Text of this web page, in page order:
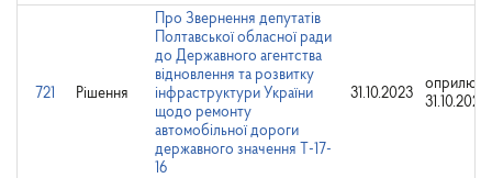
721 Рішення
Про Звернення депутатів
Полтавської обласної ради
до Державного агентства
відновлення та розвитку
інфраструктури України
щодо ремонту
автомобільної дороги
державного значення Т-17-
16
31.10.2023
31.10.2023